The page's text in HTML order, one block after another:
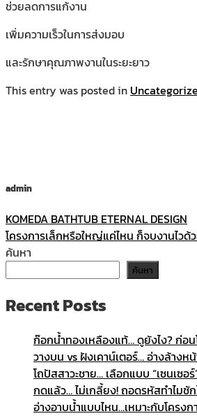
ช่วยลดการแก้งาน
เพิ่มความเร็วในการส่งมอบ
และรักษาคุณภาพงานในระยะยาว
This entry was posted in
admin
KOMEDA BATHTUB ETERNAL DESIGN
โครงการเล็กหรือใหญ่แค่ไหน ก็จบงานไวด้
ค้นหา
ค้นหา
Recent Posts
ก๊อกน้ำทองเหลืองแท้… ดูยังไง? ก่อ
วางบน vs ฝังเคาน์เตอร์… อ่างล้าง
โถปัสสาวะชาย… เลือกแบบ “เซนเซ
กดแล้ว… ไม่เกลี้ยง! ถอดรหัสทำไมชัก
อ่างอาบน้ำแบบไหน…เหมาะกับโครง